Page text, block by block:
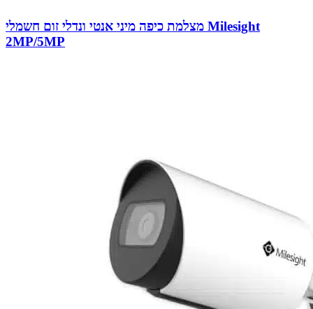
מצלמת כיפה מיני אנטי ונדלי זום חשמלי Milesight
2MP/5MP